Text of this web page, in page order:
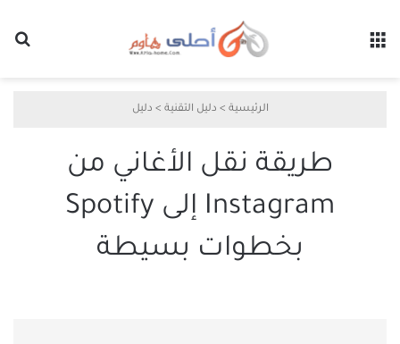
الرئيسية > دليل التقنية > دليل
طريقة نقل الأغاني من
Instagram إلى Spotify
بخطوات بسيطة